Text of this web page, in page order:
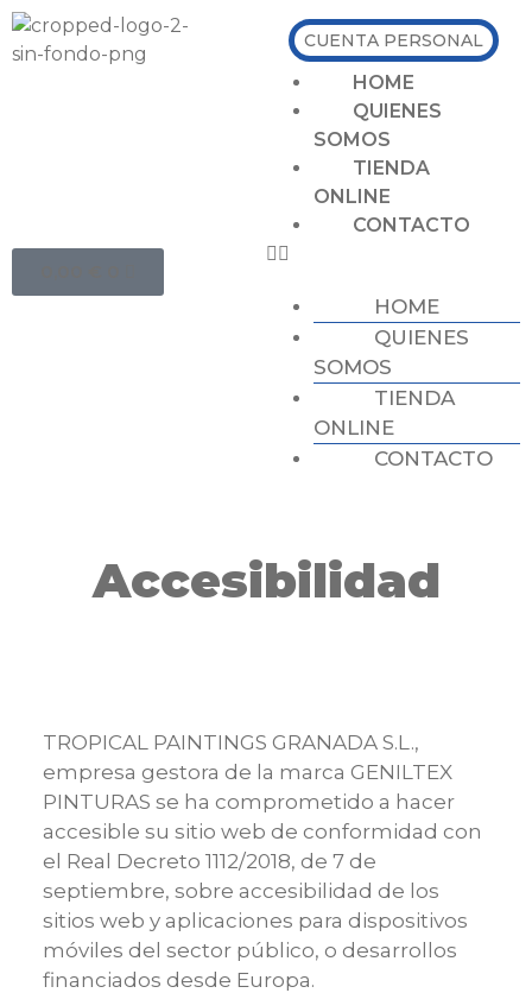
HOME
QUIENES
SOMOS
TIENDA
ONLINE
CONTACTO
HOME
QUIENES
SOMOS
TIENDA
ONLINE
CONTACTO
CUENTA PERSONAL
Accesibilidad
TROPICAL PAINTINGS GRANADA S.L.,
empresa gestora de la marca GENILTEX
PINTURAS se ha comprometido a hacer
accesible su sitio web de conformidad con
el Real Decreto 1112/2018, de 7 de
septiembre, sobre accesibilidad de los
sitios web y aplicaciones para dispositivos
móviles del sector público, o desarrollos
financiados desde Europa.